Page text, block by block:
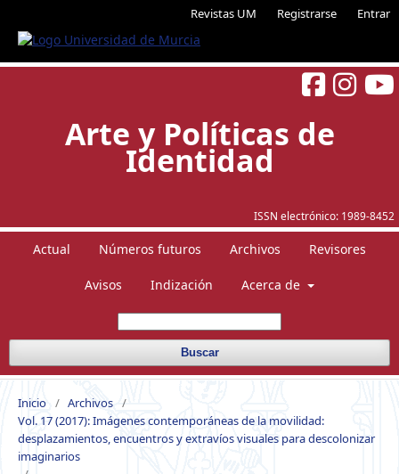
Revistas UM Registrarse Entrar
ISSN electrónico: 1989-8452
Arte y Políticas de
Identidad
Actual Números futuros Archivos Revisores
Avisos Indización Acerca de
Buscar
Inicio / Archivos /
Vol. 17 (2017): Imágenes contemporáneas de la movilidad:
desplazamientos, encuentros y extravíos visuales para descolonizar
imaginarios